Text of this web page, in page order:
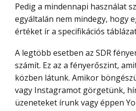
Pedig a mindennapi használat
egyáltalán nem mindegy, hogy
értéket ír a specifikációs
A legtöbb esetben az SDR fényerő az, ami igazán
számít. Ez az a fényerőszint,
közben látunk. Amikor
vagy Instagramot görgetünk,
üzeneteket írunk vagy éppen